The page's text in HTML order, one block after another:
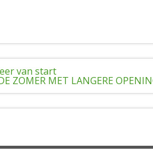
van start
ZOMER MET LANGERE